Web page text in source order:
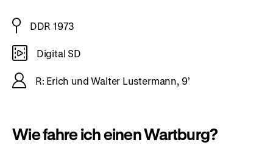
DDR 1973
Digital SD
R: Erich und Walter Lustermann, 9’
Wie fahre ich einen Wartburg?